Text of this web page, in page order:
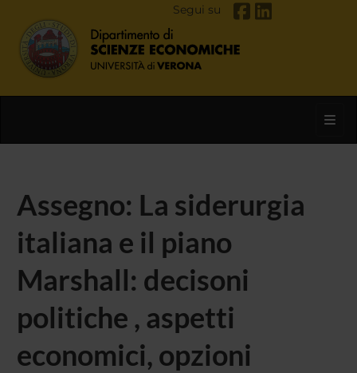
Segui su
Assegno: La siderurgia
italiana e il piano
Marshall: decisoni
politiche , aspetti
economici, opzioni